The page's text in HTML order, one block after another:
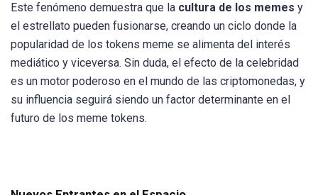
Este fenómeno demuestra que la cultura de los memes y
el estrellato pueden fusionarse, creando un ciclo donde la
popularidad de los tokens meme se alimenta del interés
mediático y viceversa. Sin duda, el efecto de la celebridad
es un motor poderoso en el mundo de las criptomonedas, y
su influencia seguirá siendo un factor determinante en el
futuro de los meme tokens.